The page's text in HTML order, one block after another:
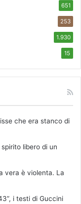
651
253
1.930
15
che era stanco di
libero di un
vera è violenta. La
i testi di Guccini